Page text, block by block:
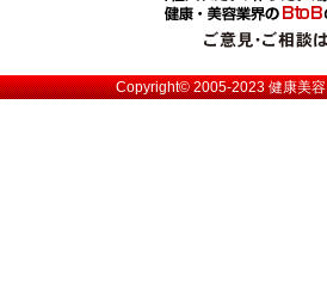
Copyright© 2005-2023健康美